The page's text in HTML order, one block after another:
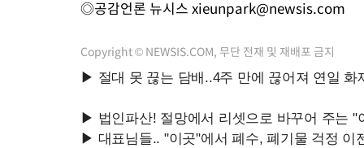
◎공감언론 뉴시스 xieunpark@newsis.com
Copyright © NEWSIS.COM, 무단 전재 및 재배포 금지